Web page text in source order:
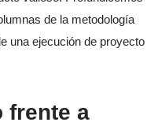
de la metodología
una ejecución de proyecto
frente a